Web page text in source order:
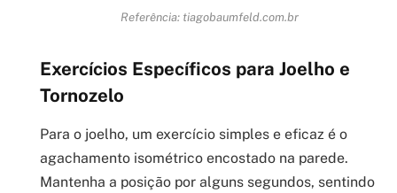
Referência: tiagobaumfeld.com.br
Exercícios Específicos para Joelho e
Tornozelo
Para o joelho, um exercício simples e eficaz é o
agachamento isométrico encostado na parede.
Mantenha a posição por alguns segundos, sentindo